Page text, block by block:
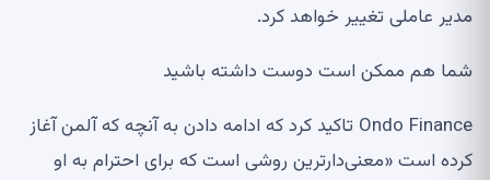
مدیر عاملی تغییر خواهد کرد.
شما هم ممکن است دوست داشته باشید
Ondo Finance تاکید کرد که ادامه دادن به آنچه که آلمن آغاز
کرده است «معنی‌دارترین روشی است که برای احترام به او